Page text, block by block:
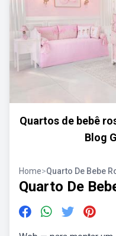
Quartos de bebê
Blog
Home>Quarto De Bebe
Quarto De